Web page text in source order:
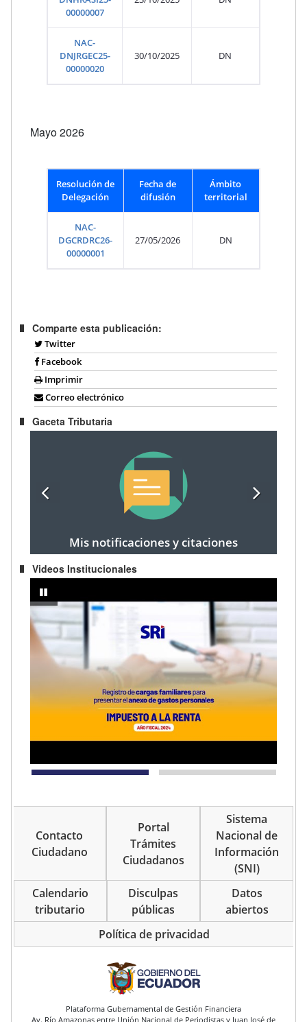
00000007
NAC-
DNJRGEC25-
00000020
30/10/2025 DN
Mayo 2026
Resolución de
Delegación
Fecha de
difusión
Ámbito
territorial
NAC-
DGCRDRC26-
00000001
27/05/2026 DN
Comparte esta publicación:
Twitter
Facebook
Imprimir
Correo electrónico
Gaceta Tributaria
Mis notificaciones y citaciones
Videos Institucionales
pausar
Contacto
Ciudadano
Portal
Trámites
Ciudadanos
Sistema
Nacional de
Información
(SNI)
Calendario
tributario
Disculpas
públicas
Datos
abiertos
Política de privacidad
pie de página
Plataforma Gubernamental de Gestión Financiera
Av. Río Amazonas entre Unión Nacional de Periodistas y Juan José de